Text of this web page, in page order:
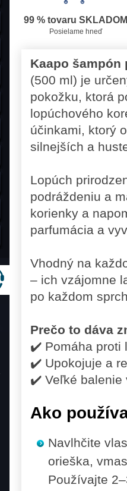
99 % tovaru SKLADOM
Posielame hneď
Kaapo
(500 ml) je
pokožku, ktorá
lopúchového
účinkami, ktorý
silnejších a
Lopúch
podráždeniu a
korienky a
parfumácia a
Vhodný na
– ich vzájomne
po každom
Prečo to dáva
✔️ Pomáha proti
✔️ Upokojuje a
✔️ Veľké balenie
Ako
Navlhčite
orieška,
Používajte